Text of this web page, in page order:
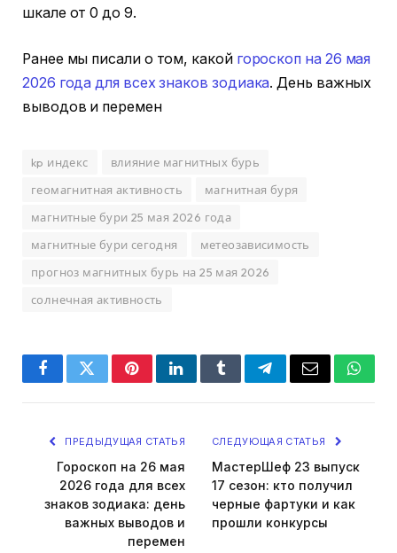
шкале от 0 до 9.
Ранее мы писали о том, какой гороскоп на 26 мая
2026 года для всех знаков зодиака. День важных
выводов и перемен
kp индекс
влияние магнитных бурь
геомагнитная активность
магнитная буря
магнитные бури 25 мая 2026 года
магнитные бури сегодня
метеозависимость
прогноз магнитных бурь на 25 мая 2026
солнечная активность
FacebookTwitterPinterestLinkedInTumblrTelegramEmail
ПРЕДЫДУЩАЯ СТАТЬЯ
Гороскоп на 26 мая
2026 года для всех
знаков зодиака: день
важных выводов и
перемен
СЛЕДУЮЩАЯ СТАТЬЯ
МастерШеф 23 выпуск
17 сезон: кто получил
черные фартуки и как
прошли конкурсы